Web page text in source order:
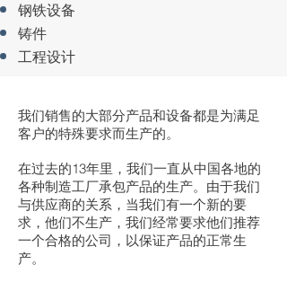
钢铁设备
铸件
工程设计
我们销售的大部分产品和设备都是为满足
客户的特殊要求而生产的。
在过去的13年里，我们一直从中国各地的
各种制造工厂承包产品的生产。由于我们
与供应商的关系，当我们有一个新的要
求，他们不生产，我们经常要求他们推荐
一个合格的公司，以保证产品的正常生
产。